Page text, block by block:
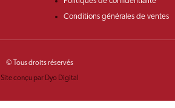
Conditions générales de ventes
© Tous droits réservés
Site conçu par Dyo Digital